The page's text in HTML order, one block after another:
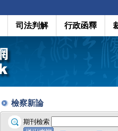
司法判解 行政函釋
檢察新論
期刊檢索